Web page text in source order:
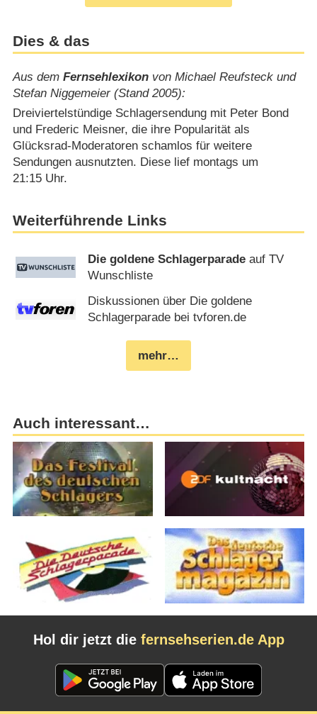
Dies & das
Aus dem Fernsehlexikonvon Michael Reufsteck und
Stefan Niggemeier (Stand 2005):
Dreiviertelstündige Schlagersendung mit Peter Bond
und Frederic Meisner, die ihre Popularität als
Glücksrad-Moderatoren schamlos für weitere
Sendungen ausnutzten. Diese lief montags um
21:15 Uhr.
Weiterführende Links
Die goldene Schlagerparade auf TV
Wunschliste
Diskussionen über Die goldene
Schlagerparade bei tvforen.de
mehr…
Auch interessant…
Hol dir jetzt die fernsehserien.de App